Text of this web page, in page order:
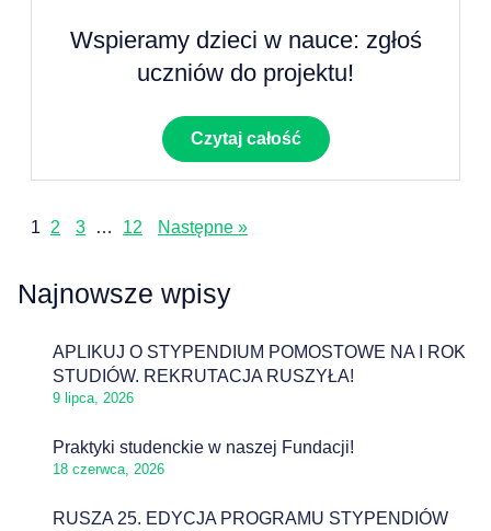
Wspieramy dzieci w nauce: zgłoś
uczniów do projektu!
Czytaj całość
1 2 3 … 12 Następne »
Najnowsze wpisy
APLIKUJ O STYPENDIUM POMOSTOWE NA I ROK
STUDIÓW. REKRUTACJA RUSZYŁA!
9 lipca, 2026
Praktyki studenckie w naszej Fundacji!
18 czerwca, 2026
RUSZA 25. EDYCJA PROGRAMU STYPENDIÓW